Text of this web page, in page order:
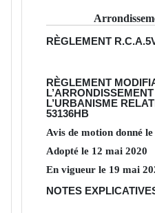
RÈGLEMENT
RÈGLEMENT
L’URBANISME
53136HB
Avis de motion donné le
Adopté le 12mai2020
En vigueur le 19mai
NOTES